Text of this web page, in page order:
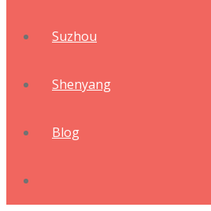
Suzhou
Shenyang
Blog